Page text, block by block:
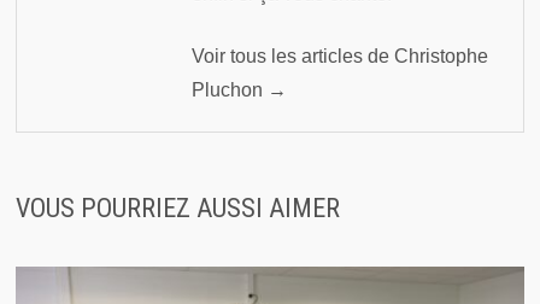
Voir tous les articles de Christophe
Pluchon →
VOUS POURRIEZ AUSSI AIMER